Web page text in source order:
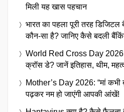
मिली यह खास पहचान
भारत का पहला पूरी तरह डिजिटल
कौन-सा है? जानिए कैसे बदली
World Red Cross Day 2026:
क्रॉस डे? जानें इतिहास, थीम,
Mother’s Day 2026: “मां कभी
पढ़कर नम हो जाएंगी आपकी आंखें!